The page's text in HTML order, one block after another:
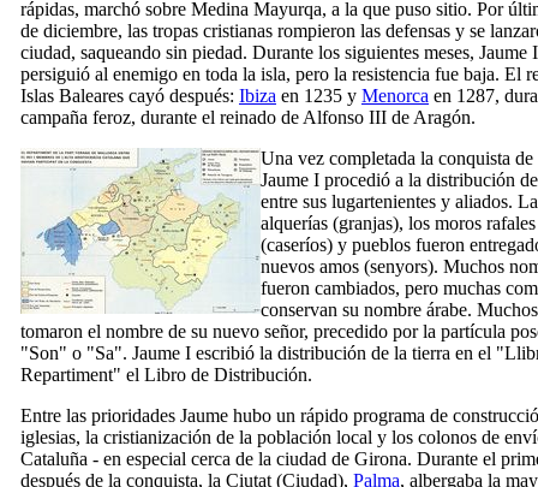
rápidas, marchó sobre Medina Mayurqa, a la que puso sitio. Por
de diciembre, las tropas cristianas rompieron las defensas y se
ciudad, saqueando sin piedad. Durante los siguientes meses, Jaume I
persiguió al enemigo en toda la isla, pero la resistencia fue baja. El
Islas Baleares cayó después: Ibiza en 1235 y Menorca en 1287,
campaña feroz, durante el reinado de Alfonso III de Aragón.
Una vez completada la conquista
Jaume I procedió a la distribución
entre sus lugartenientes y aliados.
alquerías (granjas), los moros rafales
(caseríos) y pueblos fueron
nuevos amos (senyors). Muchos
fueron cambiados, pero muchas
conservan su nombre árabe.
tomaron el nombre de su nuevo señor, precedido por la partícula
"Son" o "Sa". Jaume I escribió la distribución de la tierra en el "
Repartiment" el Libro de Distribución.
Entre las prioridades Jaume hubo un rápido programa de
iglesias, la cristianización de la población local y los colonos de
Cataluña - en especial cerca de la ciudad de Girona. Durante el
después de la conquista, la Ciutat (Ciudad), Palma, albergaba la